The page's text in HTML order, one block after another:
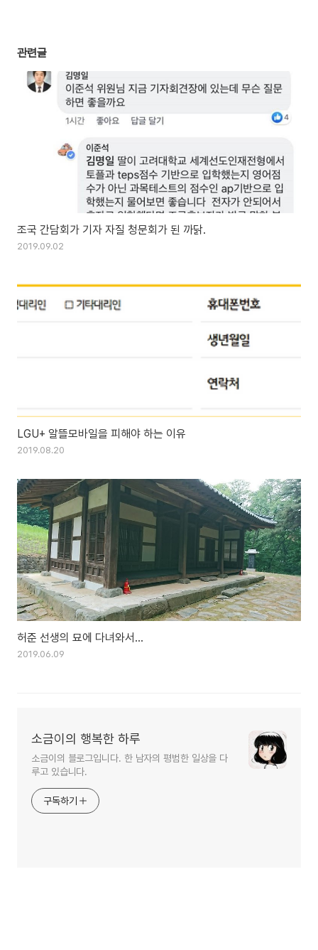
관련글
조국 간담회가 기자 자질 청문회가 된 까닭.
2019.09.02
LGU+ 알뜰모바일을 피해야 하는 이유
2019.08.20
허준 선생의 묘에 다녀와서...
2019.06.09
소금이의 행복한 하루
소금이의 블로그입니다. 한 남자의 평범한 일상을 다
루고 있습니다.
구독하기